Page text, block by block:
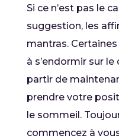
Si ce n’est pas le
suggestion, les
mantras.
à s’endormir sur le
partir de
prendre votre
le sommeil.
commencez à